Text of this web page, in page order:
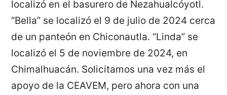
localizó en el basurero de Nezahualcóyotl.
“Bella” se localizó el 9 de julio de 2024 cerca
de un panteón en Chiconautla. “Linda” se
localizó el 5 de noviembre de 2024, en
Chimalhuacán. Solicitamos una vez más el
apoyo de la CEAVEM, pero ahora con una